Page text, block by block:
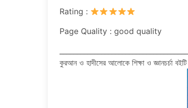
Rating :
Page Quality : good quality
কুরআন ও হাদীসের আলোকে শিক্ষা ও জ্ঞানচর্চা বইটি